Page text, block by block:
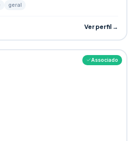
geral
Ver perfil →
Associado